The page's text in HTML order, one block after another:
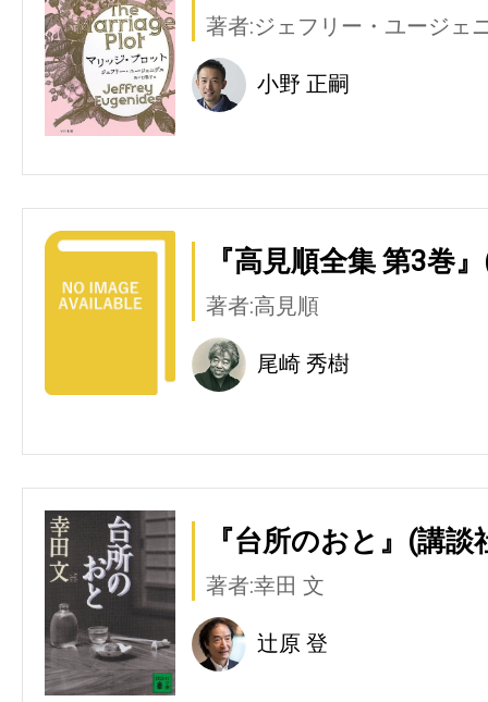
著者:ジェフリー・ユージェ
小野 正嗣
『高見順全集 第3巻
著者:高見順
尾崎 秀樹
『台所のおと』(講談
著者:幸田 文
辻原 登